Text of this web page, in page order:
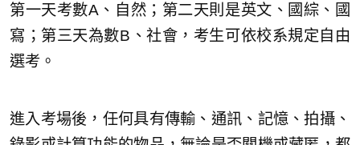
第一天考數A、自然；第二天則是英文、國綜、國
寫；第三天為數B、社會，考生可依校系規定自由
選考。
進入考場後，任何具有傳輸、通訊、記憶、拍攝、